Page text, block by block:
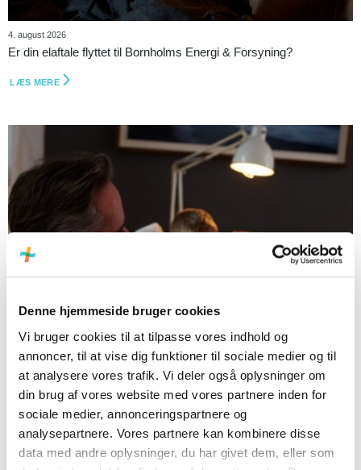
Denne hjemmeside bruger cookies
Vi bruger cookies til at tilpasse vores indhold og
annoncer, til at vise dig funktioner til sociale medier og til
at analysere vores trafik. Vi deler også oplysninger om
din brug af vores website med vores partnere inden for
sociale medier, annonceringspartnere og
analysepartnere. Vores partnere kan kombinere disse
data med andre oplysninger, du har givet dem, eller som
4. august 2026
Er din elaftale flyttet til Bornholms Energi & Forsyning?
LÆS MERE